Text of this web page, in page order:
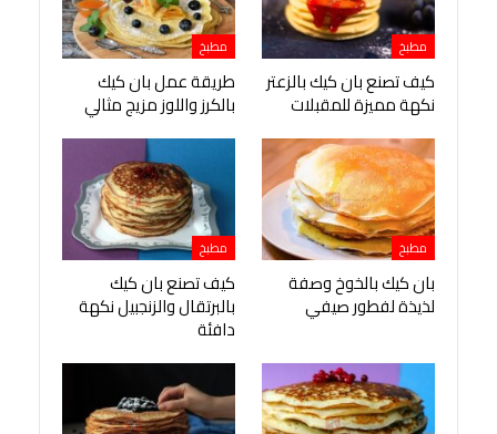
مطبخ
كيف تصنع بان كيك بالزعتر
نكهة مميزة للمقبلات
مطبخ
طريقة عمل بان كيك
بالكرز واللوز مزيج مثالي
مطبخ
بان كيك بالخوخ وصفة
لذيذة لفطور صيفي
مطبخ
كيف تصنع بان كيك
بالبرتقال والزنجبيل نكهة
دافئة